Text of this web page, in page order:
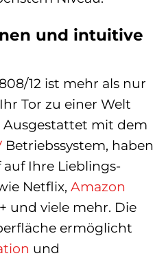
und intuitive
12 ist mehr als nur
Tor zu einer Welt
mit dem
Betriebssystem, haben
Ihre Lieblings-
Netflix, Amazon
und viele mehr. Die
ermöglicht
und